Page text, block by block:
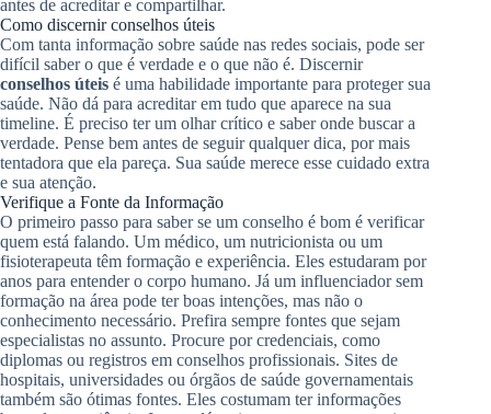
antes de acreditar e compartilhar.
Como discernir conselhos úteis
Com tanta informação sobre saúde nas redes sociais, pode ser
difícil saber o que é verdade e o que não é. Discernir
conselhos úteis é uma habilidade importante para proteger sua
saúde. Não dá para acreditar em tudo que aparece na sua
timeline. É preciso ter um olhar crítico e saber onde buscar a
verdade. Pense bem antes de seguir qualquer dica, por mais
tentadora que ela pareça. Sua saúde merece esse cuidado extra
e sua atenção.
Verifique a Fonte da Informação
O primeiro passo para saber se um conselho é bom é verificar
quem está falando. Um médico, um nutricionista ou um
fisioterapeuta têm formação e experiência. Eles estudaram por
anos para entender o corpo humano. Já um influenciador sem
formação na área pode ter boas intenções, mas não o
conhecimento necessário. Prefira sempre fontes que sejam
especialistas no assunto. Procure por credenciais, como
diplomas ou registros em conselhos profissionais. Sites de
hospitais, universidades ou órgãos de saúde governamentais
também são ótimas fontes. Eles costumam ter informações